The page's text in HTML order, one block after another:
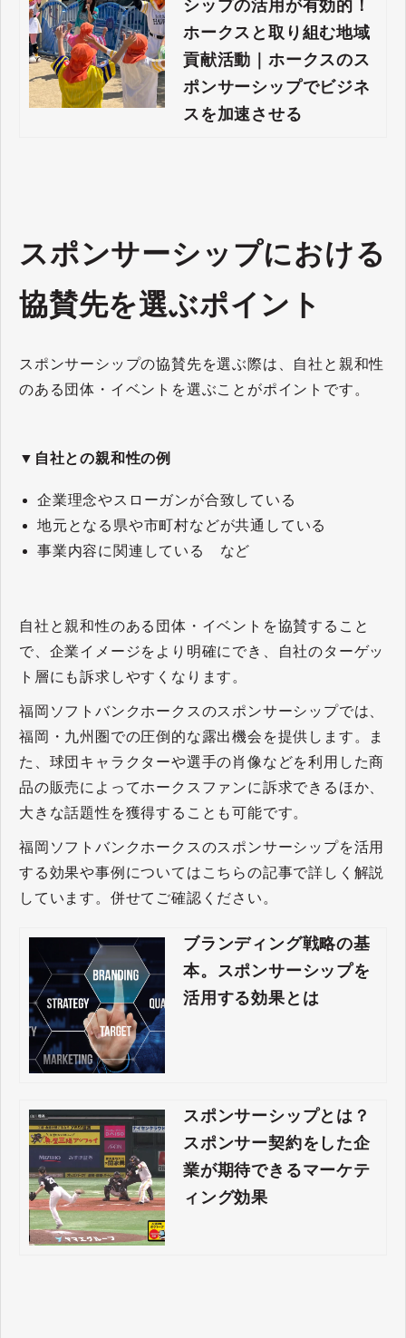
シップの活用が有効的！
ホークスと取り組む地域
貢献活動｜ホークスのス
ポンサーシップでビジネ
スを加速させる
スポンサーシップにおける
協賛先を選ぶポイント
スポンサーシップの協賛先を選ぶ際は、自社と親和性
のある団体・イベントを選ぶことがポイントです。
▼自社との親和性の例
企業理念やスローガンが合致している
地元となる県や市町村などが共通している
事業内容に関連している など
自社と親和性のある団体・イベントを協賛すること
で、企業イメージをより明確にでき、自社のターゲッ
ト層にも訴求しやすくなります。
福岡ソフトバンクホークスのスポンサーシップでは、
福岡・九州圏での圧倒的な露出機会を提供します。ま
た、球団キャラクターや選手の肖像などを利用した商
品の販売によってホークスファンに訴求できるほか、
大きな話題性を獲得することも可能です。
福岡ソフトバンクホークスのスポンサーシップを活用
する効果や事例についてはこちらの記事で詳しく解説
しています。併せてご確認ください。
ブランディング戦略の基
本。スポンサーシップを
活用する効果とは
スポンサーシップとは？
スポンサー契約をした企
業が期待できるマーケテ
ィング効果